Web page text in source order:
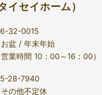
イセイホーム）
32-0015
盆 / 年末年始
営業時間 10：00～16：00）
28-7940
の他不定休